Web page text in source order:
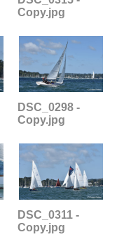
Copy.jpg
DSC_0298 -
Copy.jpg
DSC_0311 -
Copy.jpg